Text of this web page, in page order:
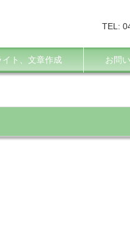
TEL:
イト、文章作成 お問